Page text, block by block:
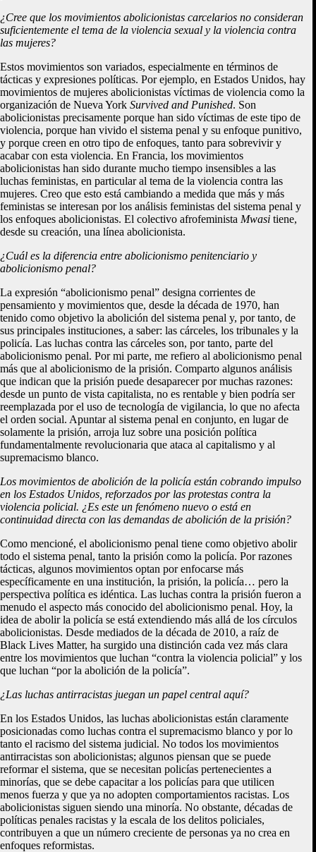
¿Cree que los movimientos abolicionistas carcelarios no consideran
suficientemente el tema de la violencia sexual y la violencia contra
las mujeres?
Estos movimientos son variados, especialmente en términos de
tácticas y expresiones políticas. Por ejemplo, en Estados Unidos, hay
movimientos de mujeres abolicionistas víctimas de violencia como la
organización de Nueva York Survived and Punished. Son
abolicionistas precisamente porque han sido víctimas de este tipo de
violencia, porque han vivido el sistema penal y su enfoque punitivo,
y porque creen en otro tipo de enfoques, tanto para sobrevivir y
acabar con esta violencia. En Francia, los movimientos
abolicionistas han sido durante mucho tiempo insensibles a las
luchas feministas, en particular al tema de la violencia contra las
mujeres. Creo que esto está cambiando a medida que más y más
feministas se interesan por los análisis feministas del sistema penal y
los enfoques abolicionistas. El colectivo afrofeminista Mwasi tiene,
desde su creación, una línea abolicionista.
¿Cuál es la diferencia entre abolicionismo penitenciario y
abolicionismo penal?
La expresión “abolicionismo penal” designa corrientes de
pensamiento y movimientos que, desde la década de 1970, han
tenido como objetivo la abolición del sistema penal y, por tanto, de
sus principales instituciones, a saber: las cárceles, los tribunales y la
policía. Las luchas contra las cárceles son, por tanto, parte del
abolicionismo penal. Por mi parte, me refiero al abolicionismo penal
más que al abolicionismo de la prisión. Comparto algunos análisis
que indican que la prisión puede desaparecer por muchas razones:
desde un punto de vista capitalista, no es rentable y bien podría ser
reemplazada por el uso de tecnología de vigilancia, lo que no afecta
el orden social. Apuntar al sistema penal en conjunto, en lugar de
solamente la prisión, arroja luz sobre una posición política
fundamentalmente revolucionaria que ataca al capitalismo y al
supremacismo blanco.
Los movimientos de abolición de la policía están cobrando impulso
en los Estados Unidos, reforzados por las protestas contra la
violencia policial. ¿Es este un fenómeno nuevo o está en
continuidad directa con las demandas de abolición de la prisión?
Como mencioné, el abolicionismo penal tiene como objetivo abolir
todo el sistema penal, tanto la prisión como la policía. Por razones
tácticas, algunos movimientos optan por enfocarse más
específicamente en una institución, la prisión, la policía… pero la
perspectiva política es idéntica. Las luchas contra la prisión fueron a
menudo el aspecto más conocido del abolicionismo penal. Hoy, la
idea de abolir la policía se está extendiendo más allá de los círculos
abolicionistas. Desde mediados de la década de 2010, a raíz de
Black Lives Matter, ha surgido una distinción cada vez más clara
entre los movimientos que luchan “contra la violencia policial” y los
que luchan “por la abolición de la policía”.
¿Las luchas antirracistas juegan un papel central aquí?
En los Estados Unidos, las luchas abolicionistas están claramente
posicionadas como luchas contra el supremacismo blanco y por lo
tanto el racismo del sistema judicial. No todos los movimientos
antirracistas son abolicionistas; algunos piensan que se puede
reformar el sistema, que se necesitan policías pertenecientes a
minorías, que se debe capacitar a los policías para que utilicen
menos fuerza y que ya no adopten comportamientos racistas. Los
abolicionistas siguen siendo una minoría. No obstante, décadas de
políticas penales racistas y la escala de los delitos policiales,
contribuyen a que un número creciente de personas ya no crea en
enfoques reformistas.